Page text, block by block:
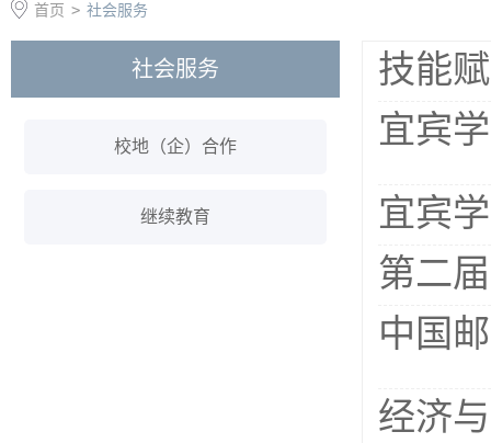
首页 > 社会服务
社会服务
校地（企）合作
继续教育
技能
宜宾
宜宾
第二
中国
经济